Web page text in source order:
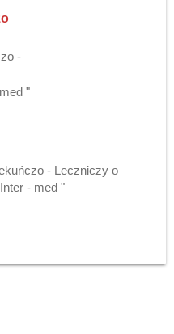
-
"
- Leczniczy o
- med "